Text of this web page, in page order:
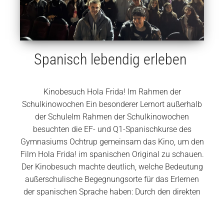
Spanisch lebendig erleben
Kinobesuch Hola Frida! Im Rahmen der
Schulkinowochen Ein besonderer Lernort außerhalb
der SchuleIm Rahmen der Schulkinowochen
besuchten die EF- und Q1-Spanischkurse des
Gymnasiums Ochtrup gemeinsam das Kino, um den
Film Hola Frida! im spanischen Original zu schauen.
Der Kinobesuch machte deutlich, welche Bedeutung
außerschulische Begegnungsorte für das Erlernen
der spanischen Sprache haben: Durch den direkten